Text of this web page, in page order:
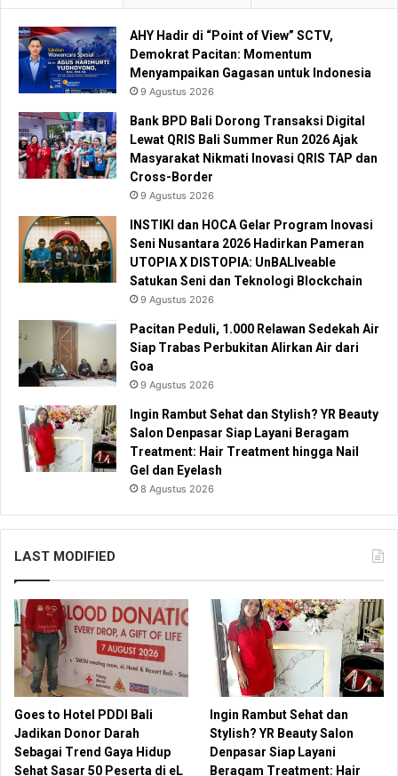
AHY Hadir di “Point of View” SCTV,
Demokrat Pacitan: Momentum
Menyampaikan Gagasan untuk Indonesia
9 Agustus 2026
Bank BPD Bali Dorong Transaksi Digital
Lewat QRIS Bali Summer Run 2026 Ajak
Masyarakat Nikmati Inovasi QRIS TAP dan
Cross-Border
9 Agustus 2026
INSTIKI dan HOCA Gelar Program Inovasi
Seni Nusantara 2026 Hadirkan Pameran
UTOPIA X DISTOPIA: UnBALIveable
Satukan Seni dan Teknologi Blockchain
9 Agustus 2026
Pacitan Peduli, 1.000 Relawan Sedekah Air
Siap Trabas Perbukitan Alirkan Air dari
Goa
9 Agustus 2026
Ingin Rambut Sehat dan Stylish? YR Beauty
Salon Denpasar Siap Layani Beragam
Treatment: Hair Treatment hingga Nail
Gel dan Eyelash
8 Agustus 2026
LAST MODIFIED
Goes to Hotel PDDI Bali
Jadikan Donor Darah
Sebagai Trend Gaya Hidup
Sehat Sasar 50 Peserta di eL
Ingin Rambut Sehat dan
Stylish? YR Beauty Salon
Denpasar Siap Layani
Beragam Treatment: Hair